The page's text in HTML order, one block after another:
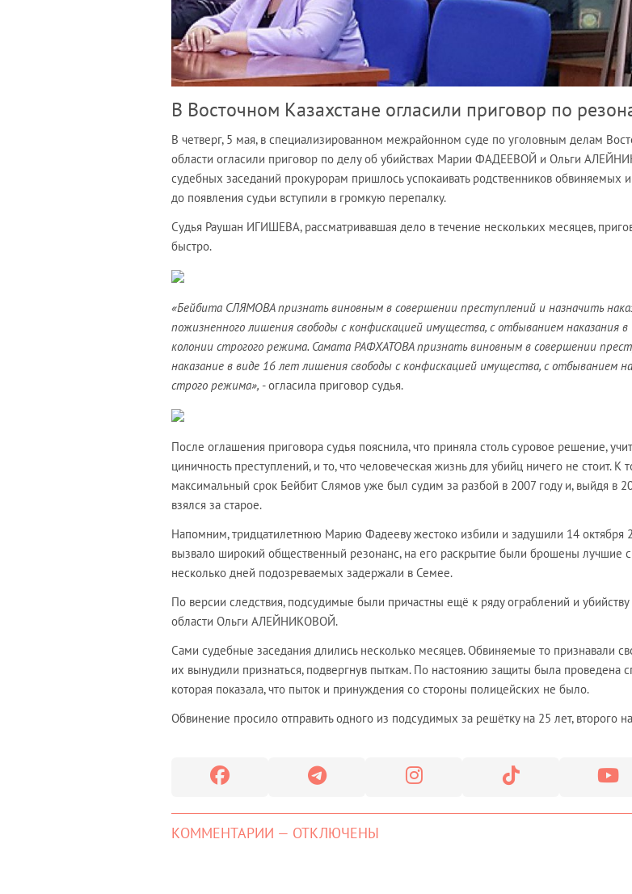
В Восточном Казахстане огласили приговор по
В четверг, 5 мая, в специализированном межрайонном суде по уголовным делам
области огласили приговор по делу об убийствах Марии ФАДЕЕВОЙ и Ольги
судебных заседаний прокурорам пришлось успокаивать родственников обвиняемых
до появления судьи вступили в громкую перепалку.
Судья Раушан ИГИШЕВА, рассматривавшая дело в течение нескольких месяцев,
быстро.
«Бейбита СЛЯМОВА признать виновным в совершении преступлений и назначить
пожизненного лишения свободы с конфискацией имущества, с отбыванием наказания
колонии строгого режима. Самата РАФХАТОВА признать виновным в совершении
наказание в виде 16 лет лишения свободы с конфискацией имущества, с отбыванием
строго режима», - огласила приговор судья.
После оглашения приговора судья пояснила, что приняла столь суровое решение,
циничность преступлений, и то, что человеческая жизнь для убийц ничего не стоит. К
максимальный срок Бейбит Слямов уже был судим за разбой в 2007 году и, выйдя в
взялся за старое.
Напомним, тридцатилетнюю Марию Фадееву жестоко избили и задушили 14 октября
вызвало широкий общественный резонанс, на его раскрытие были брошены лучшие
несколько дней подозреваемых задержали в Семее.
По версии следствия, подсудимые были причастны ещё к ряду ограблений и
области Ольги АЛЕЙНИКОВОЙ.
Сами судебные заседания длились несколько месяцев. Обвиняемые то признавали
их вынудили признаться, подвергнув пыткам. По настоянию защиты была проведена
которая показала, что пыток и принуждения со стороны полицейских не было.
Обвинение просило отправить одного из подсудимых за решётку на 25 лет, второго
КОММЕНТАРИИ — ОТКЛЮЧЕНЫ